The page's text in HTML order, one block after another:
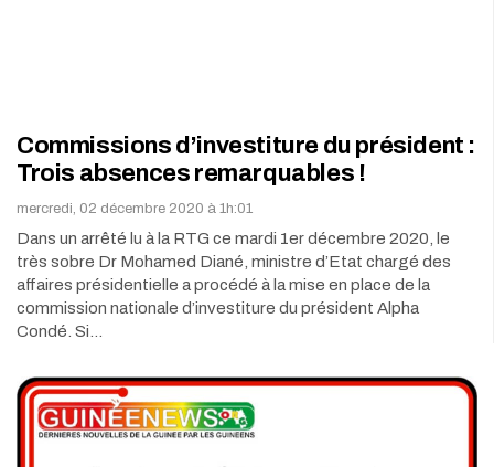
Commissions d’investiture du président :
Trois absences remarquables !
mercredi, 02 décembre 2020 à 1h:01
Dans un arrêté lu à la RTG ce mardi 1er décembre 2020, le
très sobre Dr Mohamed Diané, ministre d’Etat chargé des
affaires présidentielle a procédé à la mise en place de la
commission nationale d’investiture du président Alpha
Condé. Si…